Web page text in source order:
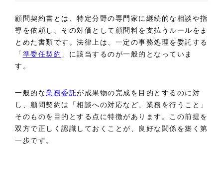
顧問契約書とは、特定分野の専門家に継続的な相談や指
導を依頼し、その対価として顧問料を支払うルールをま
とめた書類です。法律上は、一定の事務処理を委託する
「準委任契約 」に該当するのが一般的となっていま
す。
一般的な業務委託が成果物の完成を目的とするのに対
し、顧問契約は「相談への対応など、業務を行うこと」
そのものを目的とする点に特徴があります。この前提を
双方で正しく認識しておくことが、良好な関係を築く第
一歩です。